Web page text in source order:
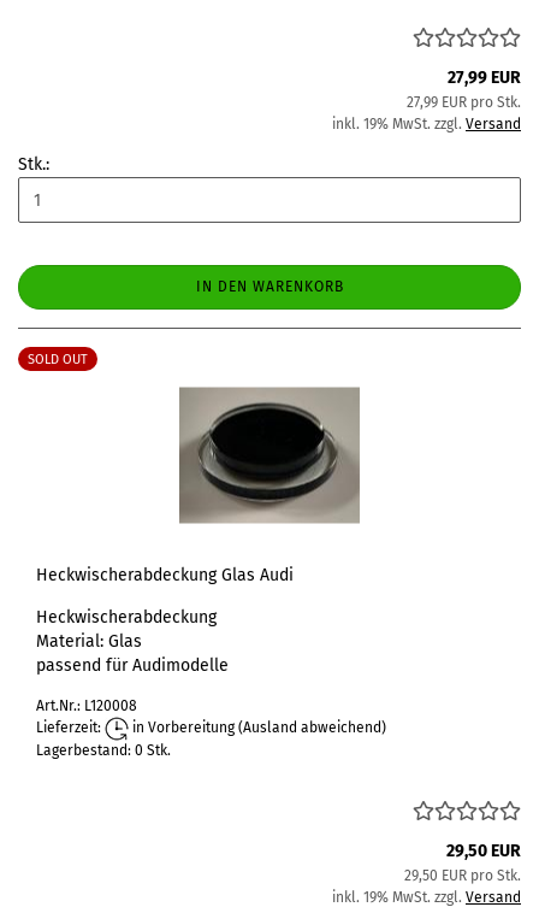
27,99 EUR
27,99 EUR pro Stk.
inkl. 19% MwSt. zzgl. Versand
Stk.:
IN DEN WARENKORB
SOLD OUT
Heckwischerabdeckung Glas Audi
Heckwischerabdeckung
Material: Glas
passend für Audimodelle
Art.Nr.: L120008
Lieferzeit:
in Vorbereitung (Ausland abweichend)
Lagerbestand: 0 Stk.
29,50 EUR
29,50 EUR pro Stk.
inkl. 19% MwSt. zzgl. Versand